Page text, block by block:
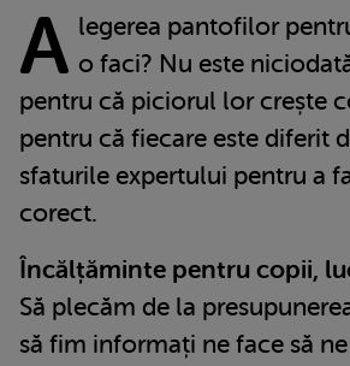
A legerea pantofilor
o faci? Nu este
pentru că piciorul lor crește
pentru că fiecare este diferit
sfaturile expertului pentru a
corect.
Încălțăminte pentru copii,
Să plecăm de la
să fim informați ne face să